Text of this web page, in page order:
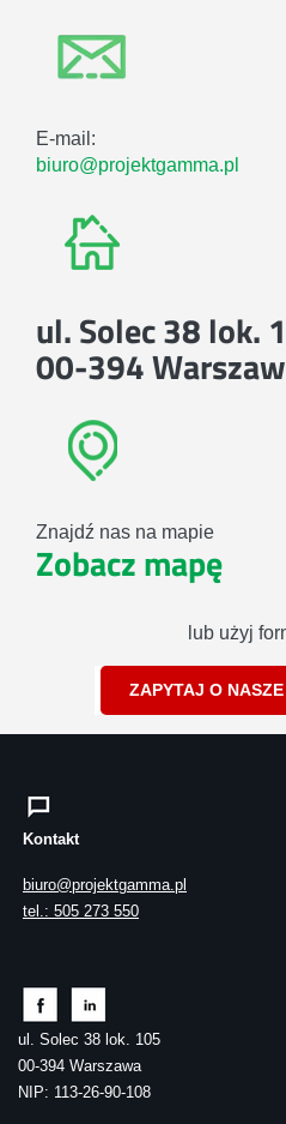
E-mail:
biuro@projektgamma.pl
ul. Solec 38 lok.
00-394
Znajdź nas na mapie
Zobacz mapę
lub użyj
ZAPYTAJ O
Kontakt
biuro@projektgamma.pl
tel.: 505 273 550
ul. Solec 38 lok. 105
00-394 Warszawa
NIP: 113-26-90-108